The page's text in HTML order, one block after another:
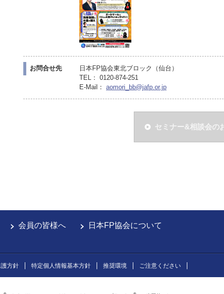
お問合せ先
日本FP協会東北ブロック（仙台）
TEL： 0120-874-251
E-Mail： aomori_bb@jafp.or.jp
セミナー&相談会の
会員の皆様へ 日本FP協会について
方針 特定個人情報基本方針 推奨環境 ご注意ください